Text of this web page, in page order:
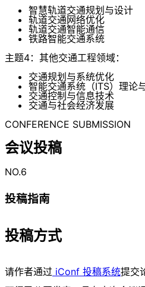
智慧轨道交通规划与设计
轨道交通网络优化
轨道交通智能通信
铁路智能交通系统
主题4：其他交通工程领域：
交通规划与系统优化
智能交通系统（ITS）理论
交通控制与信息技术
交通与社会经济发展
CONFERENCE SUBMISSION
会议投稿
NO.6
投稿指南
投稿方式
请作者通过 iConf 投稿系统提交